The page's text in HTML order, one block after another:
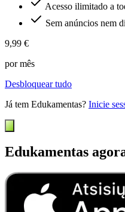
Acesso ilimitado a
Sem anúncios nem
9,99 €
por mês
Desbloquear tudo
Já tem Edukamentas? Inicie
Edukamentas